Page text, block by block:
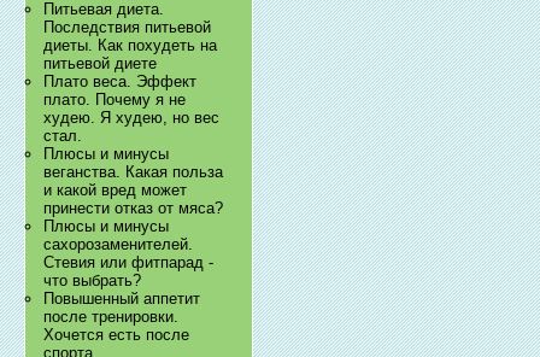
Питьевая диета.
Последствия питьевой
диеты. Как похудеть на
питьевой диете
Плато веса. Эффект
плато. Почему я не
худею. Я худею, но вес
стал.
Плюсы и минусы
веганства. Какая польза
и какой вред может
принести отказ от мяса?
Плюсы и минусы
сахорозаменителей.
Стевия или фитпарад -
что выбрать?
Повышенный аппетит
после тренировки.
Хочется есть после
спорта